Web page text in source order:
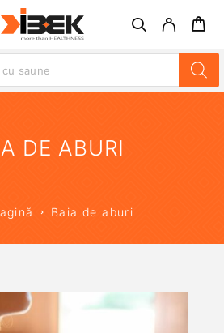
DE ABURI
Baia de aburi